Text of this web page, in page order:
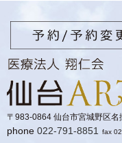
〒983-0864 仙台市宮城野区名
phone 022-791-8851 fax